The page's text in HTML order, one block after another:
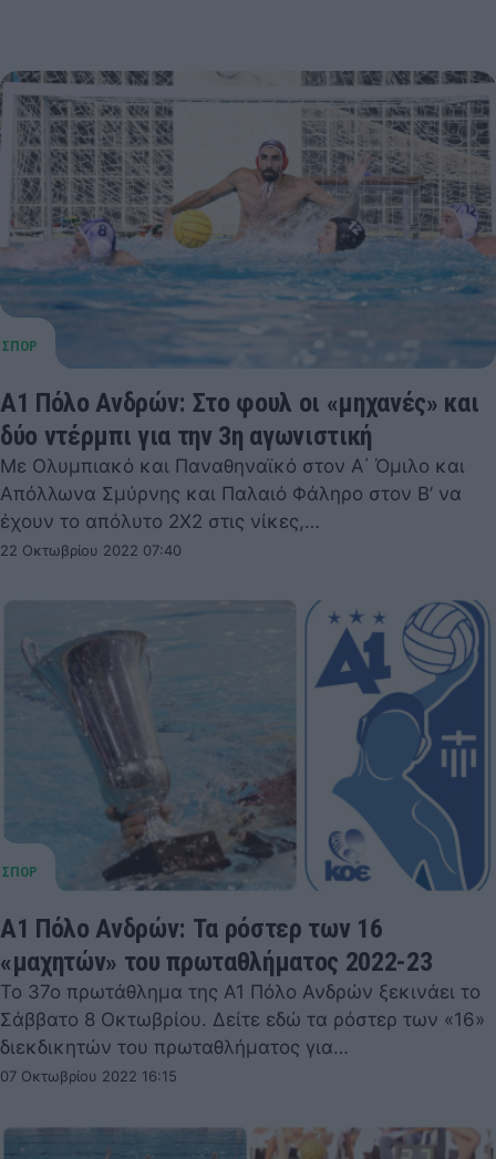
Α1 Πόλο Ανδρών: Στο φουλ οι «μηχανές» και
δύο ντέρμπι για την 3η αγωνιστική
Με Ολυμπιακό και Παναθηναϊκό στον Α΄ Όμιλο και
Απόλλωνα Σμύρνης και Παλαιό Φάληρο στον Β’ να
έχουν το απόλυτο 2Χ2 στις νίκες,…
22 Οκτωβρίου 2022 07:40
Α1 Πόλο Ανδρών: Τα ρόστερ των 16
«μαχητών» του πρωταθλήματος 2022-23
Το 37ο πρωτάθλημα της Α1 Πόλο Ανδρών ξεκινάει το
Σάββατο 8 Οκτωβρίου. Δείτε εδώ τα ρόστερ των «16»
διεκδικητών του πρωταθλήματος για…
07 Οκτωβρίου 2022 16:15